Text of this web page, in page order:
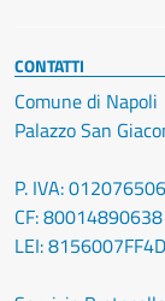
CONTATTI
Comune di Napoli
Palazzo San
P. IVA:
CF: 80014890638
LEI: